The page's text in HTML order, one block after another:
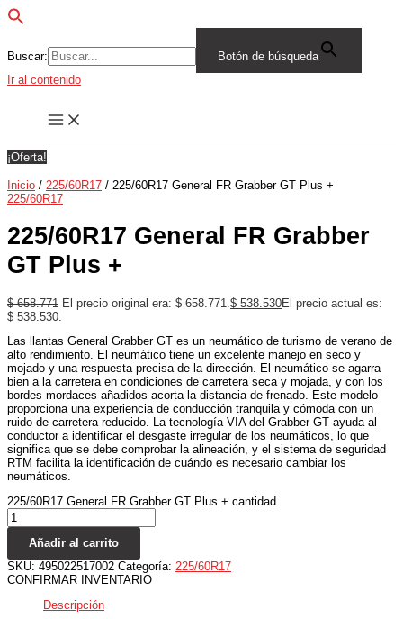
Buscar:
Botón de búsqueda
Ir al contenido
¡Oferta!
Inicio / 225/60R17 / 225/60R17 General FR Grabber GT Plus +
225/60R17
225/60R17 General FR Grabber
GT Plus +
$658.771 El precio original era: $ 658.771. $ 538.530El precio actual es:
$ 538.530.
Las llantas General Grabber GT es un neumático de turismo de verano de
alto rendimiento. El neumático tiene un excelente manejo en seco y
mojado y una respuesta precisa de la dirección. El neumático se agarra
bien a la carretera en condiciones de carretera seca y mojada, y con los
bordes mordaces añadidos acorta la distancia de frenado. Este modelo
proporciona una experiencia de conducción tranquila y cómoda con un
ruido de carretera reducido. La tecnología VIA del Grabber GT ayuda al
conductor a identificar el desgaste irregular de los neumáticos, lo que
significa que se debe comprobar la alineación, y el sistema de seguridad
RTM facilita la identificación de cuándo es necesario cambiar los
neumáticos.
225/60R17 General FR Grabber GT Plus + cantidad
Añadir al carrito
SKU: 495022517002 Categoría: 225/60R17
CONFIRMAR INVENTARIO
Descripción